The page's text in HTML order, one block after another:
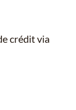
crédit via